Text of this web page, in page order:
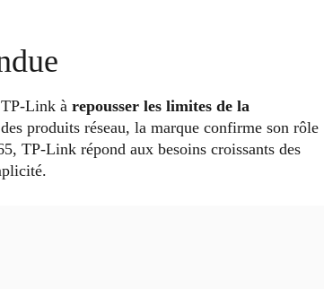
TP-Link à repousser les limites de la
produits réseau, la marque confirme son rôle
TP-Link répond aux besoins croissants des